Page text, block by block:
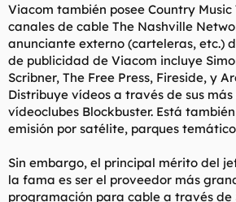
Viacom también posee Country Music
canales de cable The Nashville
anunciante externo (carteleras, etc.)
de publicidad de Viacom incluye
Scribner, The Free Press, Fireside, y
Distribuye vídeos a través de sus más
vídeoclubes Blockbuster. Está
emisión por satélite, parques
Sin embargo, el principal mérito del
la fama es ser el proveedor más
programación para cable a través de